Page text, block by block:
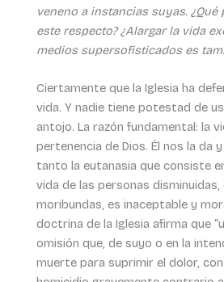
veneno a instancias suyas. ¿Qué
este respecto? ¿Alargar la vida
medios supersofisticados es
Ciertamente que la Iglesia ha
vida. Y nadie tiene potestad de
antojo. La razón fundamental: la
pertenencia de Dios. Él nos la da
tanto la eutanasia que consiste
vida de las personas disminuidas,
moribundas, es inaceptable y
doctrina de la Iglesia afirma que
omisión que, de suyo o en la
muerte para suprimir el dolor,